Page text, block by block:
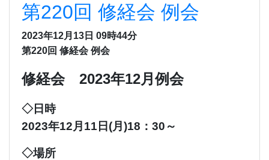
第220回 修経会 例会
2023年12月13日 09時44分
第220回 修経会 例会
修経会 2023年12月例会
◇日時
2023年12月11日(月)18：30～
◇場所